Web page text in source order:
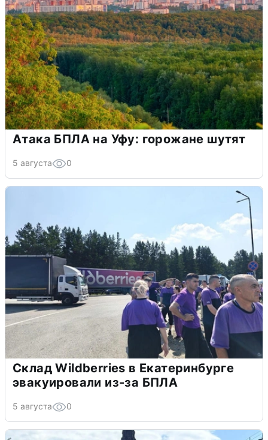
Атака БПЛА на Уфу: горожане шутят
5 августа 0
Склад Wildberries в Екатеринбурге
эвакуировали из-за БПЛА
5 августа 0